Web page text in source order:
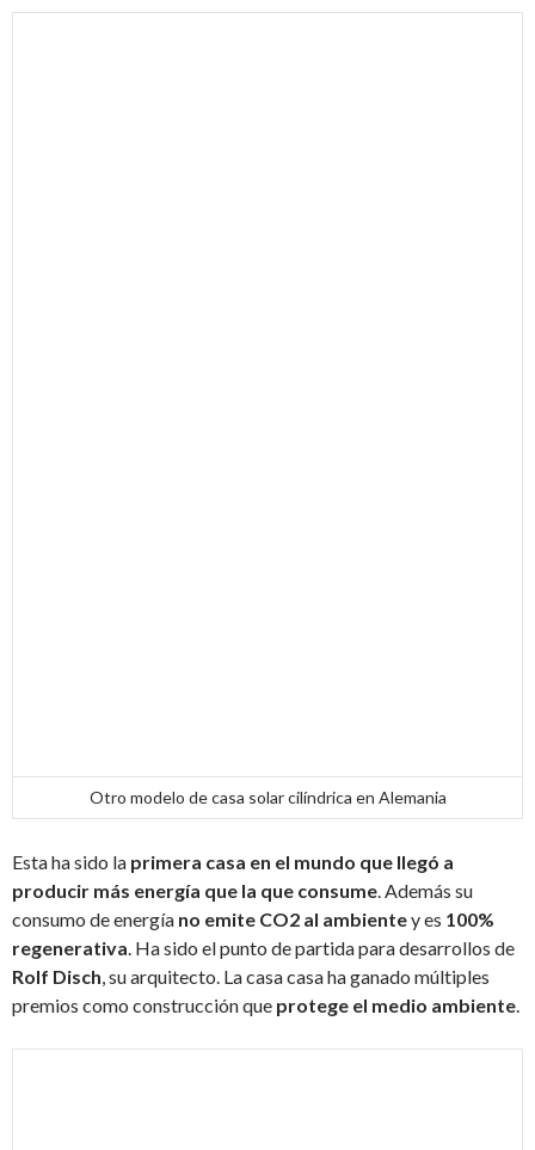
Otro modelo de casa solar cilíndrica en Alemania
Esta ha sido la primera casa en el mundo que llegó a
producir más energía que la que consume. Además su
consumo de energía no emite CO2 al ambientey es 100%
regenerativa. Ha sido el punto de partida para desarrollos de
Rolf Disch, su arquitecto. La casa casa ha ganado múltiples
premios como construcción que protege el medio ambiente.